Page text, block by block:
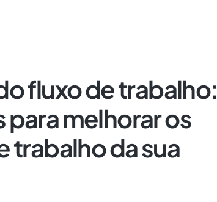
fluxo de trabalho:
para melhorar os
trabalho da sua